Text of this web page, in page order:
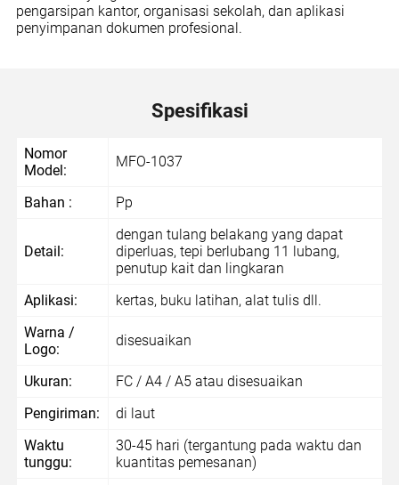
pengarsipan kantor, organisasi sekolah, dan aplikasi
penyimpanan dokumen profesional.
Spesifikasi
Nomor
Model:
MFO-1037
Bahan : Pp
Detail:
dengan tulang belakang yang dapat
diperluas, tepi berlubang 11 lubang,
penutup kait dan lingkaran
Aplikasi:
kertas, buku latihan, alat tulis dll.
Warna /
Logo:
disesuaikan
Ukuran:
FC / A4 / A5 atau disesuaikan
Pengiriman:
di laut
Waktu
tunggu:
30-45 hari (tergantung pada waktu dan
kuantitas pemesanan)